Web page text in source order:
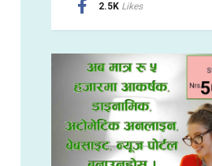
2.5K Likes